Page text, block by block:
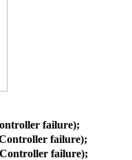
failure);
failure);
failure);